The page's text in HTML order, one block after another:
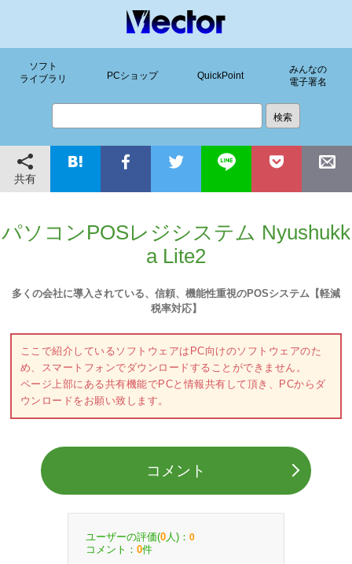
ソフト
ライブラリ
PCショップ QuickPoint
みんなの
電子署名
共有
パソコンPOSレジシステム Nyushukk
a Lite2
多くの会社に導入されている、信頼、機能性重視のPOSシステム【軽減
税率対応】
ここで紹介しているソフトウェアはPC向けのソフトウェアのた
め、スマートフォンでダウンロードすることができません。
ページ上部にある共有機能でPCと情報共有して頂き、PCからダ
ウンロードをお願い致します。
コメント
ユーザーの評価(0 人)： 0
コメント： 0件